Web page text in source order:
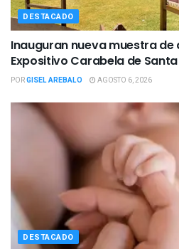
DESTACADO
Inauguran nueva muestra de
Expositivo Carabela de
PORGISEL AREBALO AGOSTO 6, 2026
DESTACADO